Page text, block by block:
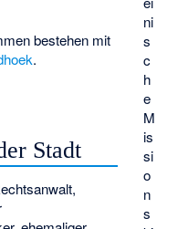
ni
s
c
h
e
M
is
si
o
n
s
bestehen mit
.
Stadt